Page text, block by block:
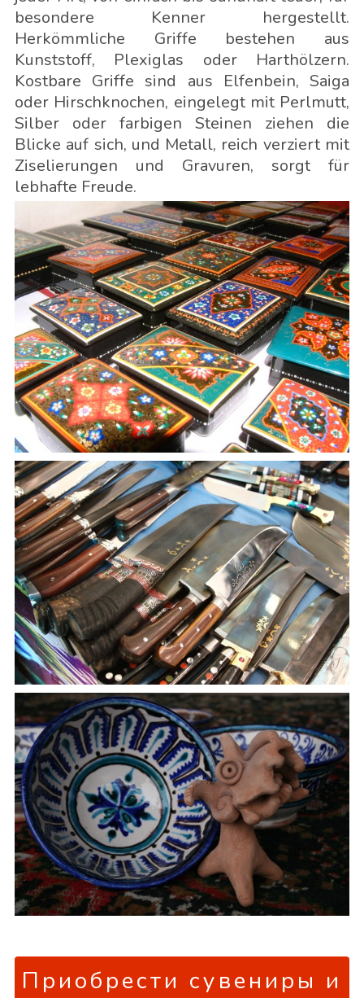
besondere Kenner hergestellt.
Herkömmliche Griffe bestehen aus
Kunststoff, Plexiglas oder Harthölzern.
Kostbare Griffe sind aus Elfenbein, Saiga
oder Hirschknochen, eingelegt mit Perlmutt,
Silber oder farbigen Steinen ziehen die
Blicke auf sich, und Metall, reich verziert mit
Ziselierungen und Gravuren, sorgt für
lebhafte Freude.
Приобрести сувениры и